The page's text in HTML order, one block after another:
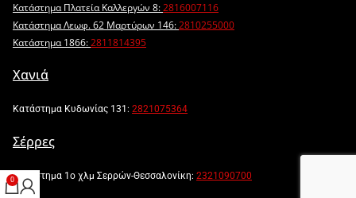
Κατάστημα Πλατεία Καλλεργών 8:2816007116
Κατάστημα Λεωφ. 62 Μαρτύρων 146:2810255000
Κατάστημα 1866:2811814395
Χανιά
Κατάστημα Κυδωνίας 131: 2821075364
Σέρρες
Κατάστημα 1ο χλμ Σερρών-Θεσσαλονίκη: 2321090700
0